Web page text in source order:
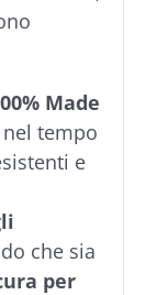
Made
tempo
e
che sia
per